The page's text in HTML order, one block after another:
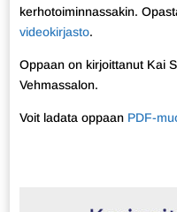
kerhotoiminnassakin.
videokirjasto.
Oppaan on kirjoittanut Kai
Vehmassalon.
Voit ladata oppaan PDF-